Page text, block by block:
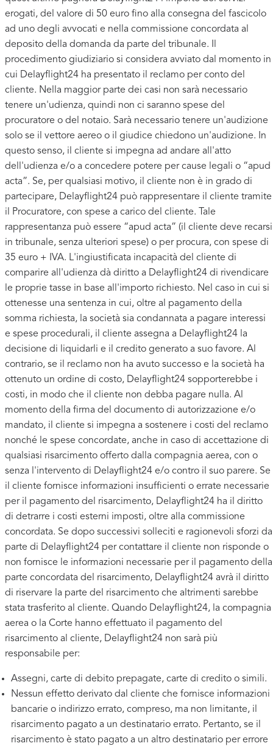
erogati, del valore di 50 euro fino alla consegna del fascicolo
ad uno degli avvocati e nella commissione concordata al
deposito della domanda da parte del tribunale. Il
procedimento giudiziario si considera avviato dal momento in
cui Delayflight24 ha presentato il reclamo per conto del
cliente. Nella maggior parte dei casi non sarà necessario
tenere un'udienza, quindi non ci saranno spese del
procuratore o del notaio. Sarà necessario tenere un'audizione
solo se il vettore aereo o il giudice chiedono un'audizione. In
questo senso, il cliente si impegna ad andare all'atto
dell'udienza e/o a concedere potere per cause legali o “apud
acta”. Se, per qualsiasi motivo, il cliente non è in grado di
partecipare, Delayflight24 può rappresentare il cliente tramite
il Procuratore, con spese a carico del cliente. Tale
rappresentanza può essere “apud acta” (il cliente deve recarsi
in tribunale, senza ulteriori spese) o per procura, con spese di
35 euro + IVA. L'ingiustificata incapacità del cliente di
comparire all'udienza dà diritto a Delayflight24 di rivendicare
le proprie tasse in base all'importo richiesto. Nel caso in cui si
ottenesse una sentenza in cui, oltre al pagamento della
somma richiesta, la società sia condannata a pagare interessi
e spese procedurali, il cliente assegna a Delayflight24 la
decisione di liquidarli e il credito generato a suo favore. Al
contrario, se il reclamo non ha avuto successo e la società ha
ottenuto un ordine di costo, Delayflight24 sopporterebbe i
costi, in modo che il cliente non debba pagare nulla. Al
momento della firma del documento di autorizzazione e/o
mandato, il cliente si impegna a sostenere i costi del reclamo
nonché le spese concordate, anche in caso di accettazione di
qualsiasi risarcimento offerto dalla compagnia aerea, con o
senza l'intervento di Delayflight24 e/o contro il suo parere. Se
il cliente fornisce informazioni insufficienti o errate necessarie
per il pagamento del risarcimento, Delayflight24 ha il diritto
di detrarre i costi esterni imposti, oltre alla commissione
concordata. Se dopo successivi solleciti e ragionevoli sforzi da
parte di Delayflight24 per contattare il cliente non risponde o
non fornisce le informazioni necessarie per il pagamento della
parte concordata del risarcimento, Delayflight24 avrà il diritto
di riservare la parte del risarcimento che altrimenti sarebbe
stata trasferito al cliente. Quando Delayflight24, la compagnia
aerea o la Corte hanno effettuato il pagamento del
risarcimento al cliente, Delayflight24 non sarà più
responsabile per:
Assegni, carte di debito prepagate, carte di credito o simili.
Nessun effetto derivato dal cliente che fornisce informazioni
bancarie o indirizzo errato, compreso, ma non limitante, il
risarcimento pagato a un destinatario errato. Pertanto, se il
risarcimento è stato pagato a un altro destinatario per errore